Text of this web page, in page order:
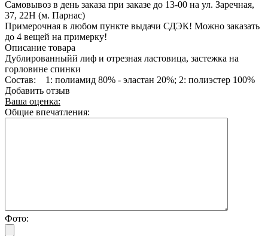
Самовывоз в день заказа при заказе до 13-00 на ул. Заречная,
37, 22Н (м. Парнас)
Примерочная в любом пункте выдачи СДЭК! Можно заказать
до 4 вещей на примерку!
Описание товара
Дублированныйй лиф и отрезная ластовица, застежка на
горловине спинки
Состав: 1: полиамид 80% - эластан 20%; 2: полиэстер 100%
Добавить отзыв
Ваша оценка:
Общие впечатления:
Фото: